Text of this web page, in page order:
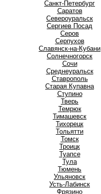
Санкт-Петербург
Саратов
Североуральск
Сергиев Посад
Серов
Серпухов
Славянск-на-Кубани
Солнечногорск
Сочи
Среднеуральск
Ставрополь
Старая Купавна
Ступино
Тверь
Темрюк
Тимашевск
Тихорецк
Тольятти
Томск
Троицк
Туапсе
Тула
Тюмень
Ульяновск
Усть-Лабинск
Фрязино